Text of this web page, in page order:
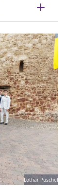
Lothar Püschel